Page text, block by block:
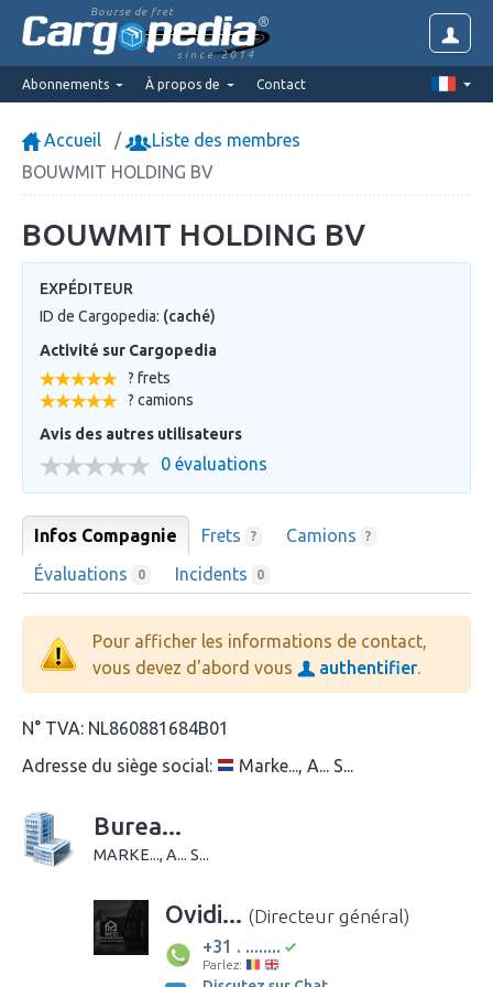
Bourse de fret
since 2014
Abonnements À propos de Contact
Accueil
Liste des membres
BOUWMIT HOLDING BV
BOUWMIT HOLDING BV
EXPÉDITEUR
ID de Cargopedia: (caché)
Activité sur Cargopedia
? frets
? camions
Avis des autres utilisateurs
0 évaluations
Infos Compagnie Frets ? Camions ?
Évaluations 0 Incidents 0
Pour afficher les informations de contact,
vous devez d'abord vous
authentifier
N° TVA: NL860881684B01
Adresse du siège social:
Marke..., A... S...
Burea...
MARKE..., A... S...
Ovidi... (Directeur général)
+31 . ........
Parlez: